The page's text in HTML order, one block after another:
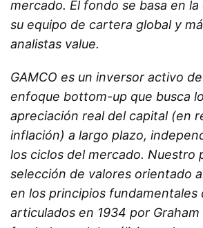
mercado. El fondo se basa en
su equipo de cartera global y
analistas value.
GAMCO es un inversor activo
enfoque bottom-up que busca
apreciación real del capital (en
inflación) a largo plazo,
los ciclos del mercado. Nuestro
selección de valores orientado
en los principios fundamentales
articulados en 1934 por